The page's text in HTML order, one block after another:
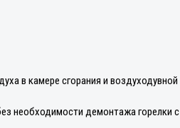
в камере сгорания и воздуходувной
необходимости демонтажа горелки с